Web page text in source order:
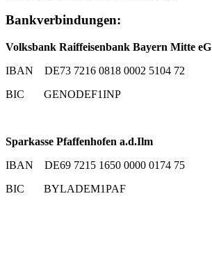
Bankverbindungen:
Volksbank Raiffeisenbank Bayern Mitte eG
IBAN DE73 7216 0818 0002 5104 72
BIC GENODEF1INP
Sparkasse Pfaffenhofen a.d.Ilm
IBAN DE69 7215 1650 0000 0174 75
BIC BYLADEM1PAF